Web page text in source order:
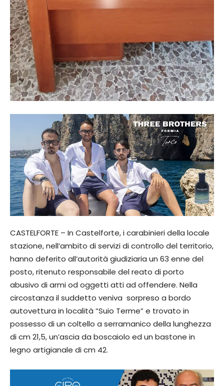
CASTELFORTE – In Castelforte, i carabinieri della locale
stazione, nell’ambito di servizi di controllo del territorio,
hanno deferito all’autorità giudiziaria un 63 enne del
posto, ritenuto responsabile del reato di porto
abusivo di armi od oggetti atti ad offendere. Nella
circostanza il suddetto veniva sorpreso a bordo
autovettura in località “Suio Terme” e trovato in
possesso di un coltello a serramanico della lunghezza
di cm 21,5, un’ascia da boscaiolo ed un bastone in
legno artigianale di cm 42.